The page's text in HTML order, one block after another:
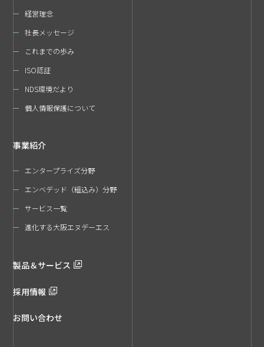
経営理念
社長メッセージ
これまでの歩み
ISO認証
NDS環境だより
個人情報保護について
事業紹介
エンタープライズ分野
エンベデッド（組込み）分野
サービス一覧
進化する大阪エヌデーエス
製品＆サービス
採用情報
お問い合わせ